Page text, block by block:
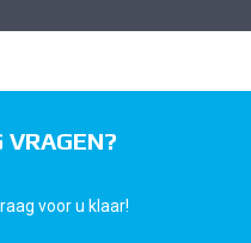
VRAGEN?
voor u klaar!